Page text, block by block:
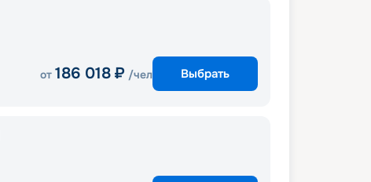
от 186 018 ₽ /чел Выбрать